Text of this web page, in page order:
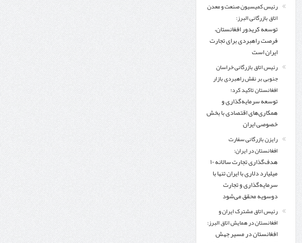
رئیس کمیسیون صنعت و معدن
اتاق بازرگانی البرز:
توسعه کریدور افغانستان،
فرصت راهبردی برای تجارت
ایران است
رئیس اتاق بازرگانی خراسان
جنوبی بر نقش راهبردی بازار
افغانستان تاکید کرد؛
توسعه سرمایه‌گذاری و
همکاری‌های اقتصادی با بخش
خصوصی ایران
رایزن بازرگانی سفارت
افغانستان در ایران:
هدف‌گذاری تجارت سالانه ۱۰
میلیارد دلاری با ایران تنها با
سرمایه‌گذاری و تجارت
دوسویه محقق می‌شود
رئیس اتاق مشترک ایران و
افغانستان در همایش اتاق البرز:
افغانستان در مسیر جهش